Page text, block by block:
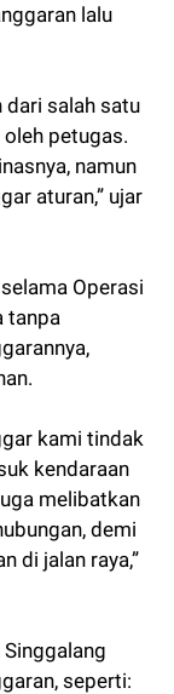
lalu
dari salah satu
petugas.
namun
aturan,” ujar
Operasi
tanpa
kami tindak
kendaraan
melibatkan
demi
di jalan raya,”
seperti: